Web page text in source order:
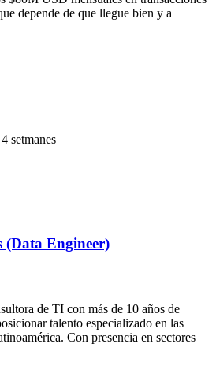
depende de que llegue bien y a
setmanes
(Data Engineer)
de TI con más de 10 años de
talento especializado en las
Con presencia en sectores